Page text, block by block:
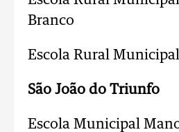
Branco
Escola Rural
São João do Triunfo
Escola Municipal